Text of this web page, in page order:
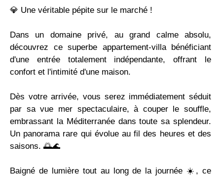
💎 Une véritable pépite sur le marché !
Dans un domaine privé, au grand calme absolu,
découvrez ce superbe appartement-villa bénéficiant
d'une entrée totalement indépendante, offrant le
confort et l'intimité d'une maison.
Dès votre arrivée, vous serez immédiatement séduit
par sa vue mer spectaculaire, à couper le souffle,
embrassant la Méditerranée dans toute sa splendeur.
Un panorama rare qui évolue au fil des heures et des
saisons. 🌅🌊
Baigné de lumière tout au long de la journée ☀️, ce